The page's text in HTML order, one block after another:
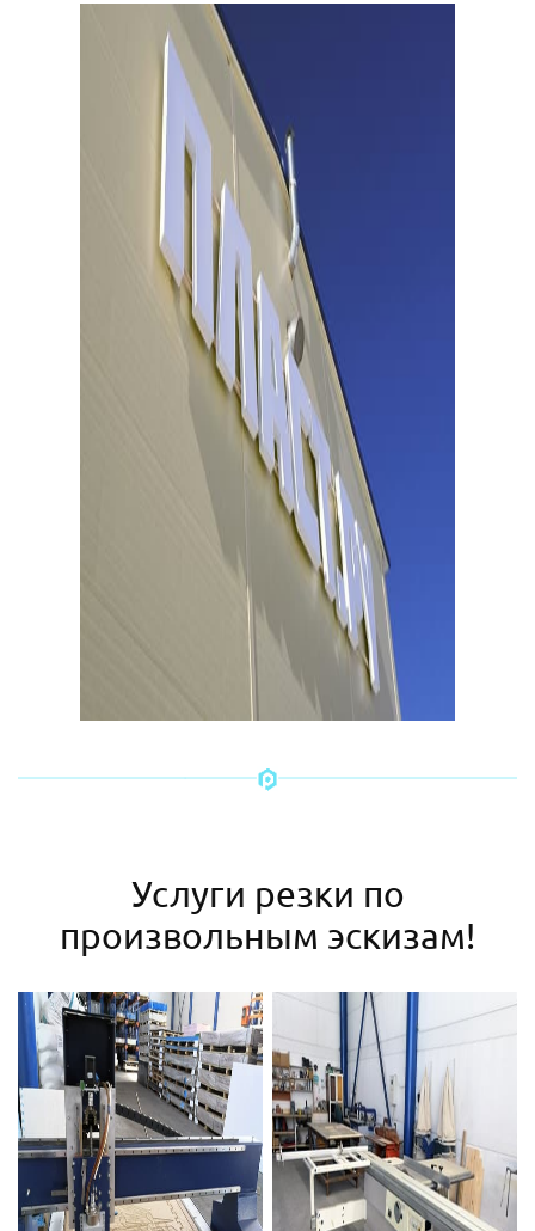
Услуги резки по
произвольным эскизам!